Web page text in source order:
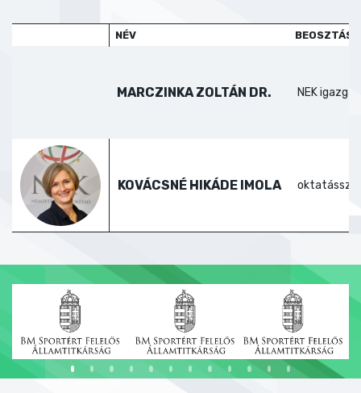
NÉV BEOSZTÁS
MARCZINKA ZOLTÁN DR. NEK
KOVÁCSNÉ HIKÁDE IMOLA